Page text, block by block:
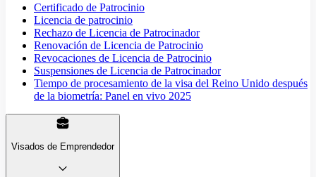
Certificado de Patrocinio
Licencia de patrocinio
Rechazo de Licencia de Patrocinador
Renovación de Licencia de Patrocinio
Revocaciones de Licencia de Patrocinio
Suspensiones de Licencia de Patrocinador
Tiempo de procesamiento de la visa del Reino Unido después
de la biometría: Panel en vivo 2025
Visados de Emprendedor